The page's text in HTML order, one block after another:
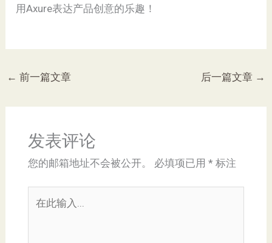
用Axure表达产品创意的乐趣！
← 前一篇文章 后一篇文章 →
发表评论
您的邮箱地址不会被公开。 必填项已用 * 标注